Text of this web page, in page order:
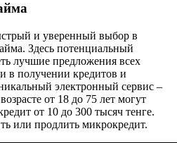
и уверенный выбор в
Здесь потенциальный
лучшие предложения всех
получении кредитов и
электронный сервис –
от 18 до 75 лет могут
от 10 до 300 тысяч тенге.
или продлить микрокредит.